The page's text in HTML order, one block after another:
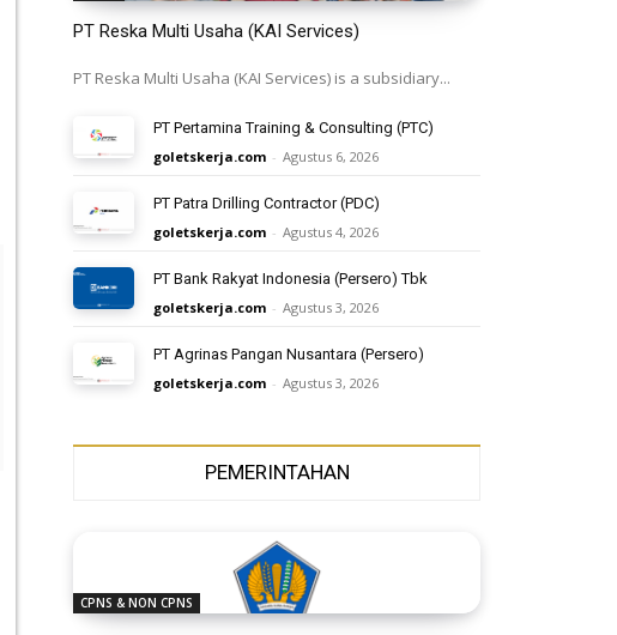
PT Reska Multi Usaha (KAI Services)
PT Reska Multi Usaha (KAI Services) is a subsidiary...
PT Pertamina Training & Consulting (PTC)
goletskerja.com - Agustus 6, 2026
PT Patra Drilling Contractor (PDC)
goletskerja.com - Agustus 4, 2026
PT Bank Rakyat Indonesia (Persero) Tbk
goletskerja.com - Agustus 3, 2026
PT Agrinas Pangan Nusantara (Persero)
goletskerja.com - Agustus 3, 2026
PEMERINTAHAN
CPNS & NON CPNS